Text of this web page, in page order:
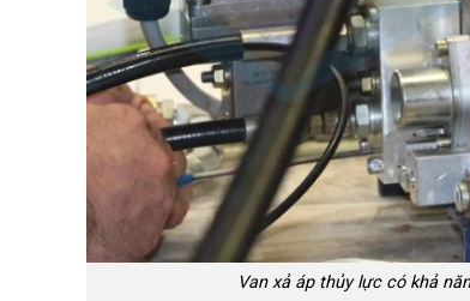
Van xả áp thủy lực có khả